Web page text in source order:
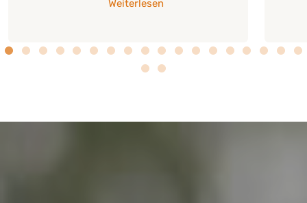
Weiterlesen